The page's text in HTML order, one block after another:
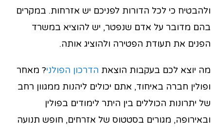
ולהבטיח כי לכל הדורות לפניכם יש אזרחות. במקרים
בהם מדובר על אדם שנפטר, יש להוציא במשרד
הפנים את תעודת הפטירה ולהוציג אותה.
מה יוצא לכם בעקבות הוצאת הדרכון הפולני? מאחר
ופולין חברה באיחוד, אתם יכולים ליהנות ממגוון רחב
של יתרונות הכוללים בין היתר לימודים בפולין
ובאירופה, מגורים בסטטוס של אזרחים, חופש תנועה